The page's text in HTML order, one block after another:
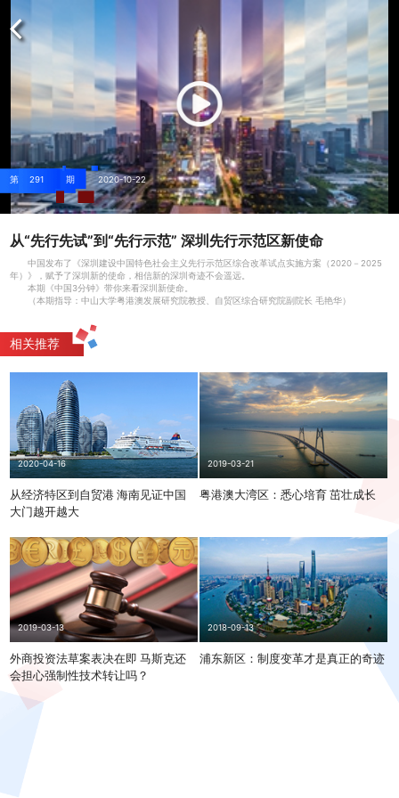
第 291 期 2020-10-22
从“先行先试”到“先行示范” 深圳先行示范区新使命
中国发布了《深圳建设中国特色社会主义先行示范区综合改革试点实施方案（2020－2025
年）》，赋予了深圳新的使命，相信新的深圳奇迹不会遥远。
本期《中国3分钟》带你来看深圳新使命。
（本期指导：中山大学粤港澳发展研究院教授、自贸区综合研究院副院长 毛艳华）
相关推荐
2020-04-16
从经济特区到自贸港 海南见证中国
大门越开越大
2019-03-21
粤港澳大湾区：悉心培育 茁壮成长
2019-03-13
外商投资法草案表决在即 马斯克还
会担心强制性技术转让吗？
2018-09-13
浦东新区：制度变革才是真正的奇迹